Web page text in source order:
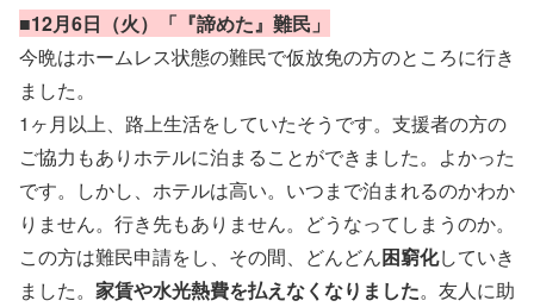
■12月6日（火）「『諦めた』難民」
今晩はホームレス状態の難民で仮放免の方のところに行き
ました。
1ヶ月以上、路上生活をしていたそうです。支援者の方の
ご協力もありホテルに泊まることができました。よかった
です。しかし、ホテルは高い。いつまで泊まれるのかわか
りません。行き先もありません。どうなってしまうのか。
この方は難民申請をし、その間、どんどん困窮化していき
ました。 家賃や水光熱費を払えなくなりました。友人に助